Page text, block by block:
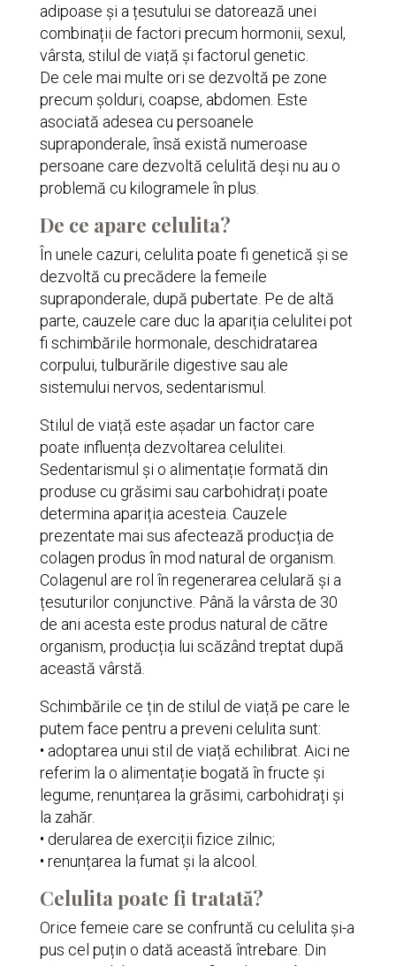
adipoase și a țesutului se datorează unei
combinații de factori precum hormonii, sexul,
vârsta, stilul de viață și factorul genetic.
De cele mai multe ori se dezvoltă pe zone
precum șolduri, coapse, abdomen. Este
asociată adesea cu persoanele
supraponderale, însă există numeroase
persoane care dezvoltă celulită deși nu au o
problemă cu kilogramele în plus.
De ce apare celulita?
În unele cazuri, celulita poate fi genetică și se
dezvoltă cu precădere la femeile
supraponderale, după pubertate. Pe de altă
parte, cauzele care duc la apariția celulitei pot
fi schimbările hormonale, deschidratarea
corpului, tulburările digestive sau ale
sistemului nervos, sedentarismul.
Stilul de viață este așadar un factor care
poate influența dezvoltarea celulitei.
Sedentarismul și o alimentație formată din
produse cu grăsimi sau carbohidrați poate
determina apariția acesteia. Cauzele
prezentate mai sus afectează producția de
colagen produs în mod natural de organism.
Colagenul are rol în regenerarea celulară și a
țesuturilor conjunctive. Până la vârsta de 30
de ani acesta este produs natural de către
organism, producția lui scăzând treptat după
această vârstă.
Schimbările ce țin de stilul de viață pe care le
putem face pentru a preveni celulita sunt:
• adoptarea unui stil de viață echilibrat. Aici ne
referim la o alimentație bogată în fructe și
legume, renunțarea la grăsimi, carbohidrați și
la zahăr.
• derularea de exerciții fizice zilnic;
• renunțarea la fumat și la alcool.
Celulita poate fi tratată?
Orice femeie care se confruntă cu celulita și-a
pus cel puțin o dată această întrebare. Din